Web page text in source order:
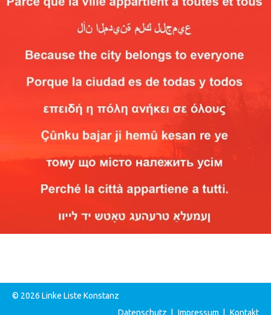
© 2026 Linke Liste Konstanz
Datenschutz
Impressum Kontakt